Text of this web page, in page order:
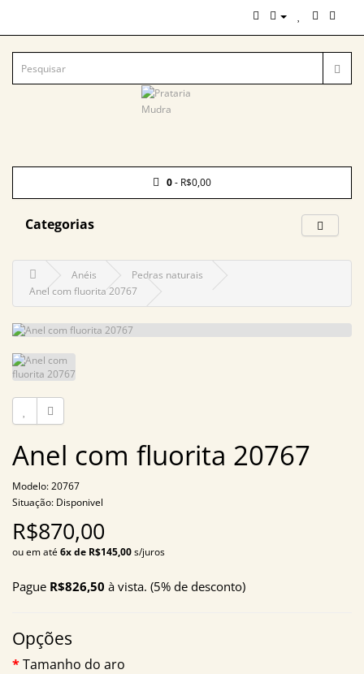
0- R$0,00
Categorias
Anéis
Pedras naturais
Anel com fluorita 20767
Anel com fluorita 20767
Modelo: 20767
Situação: Disponivel
R$870,00
ou em até6x de R$145,00s/juros
Pague R$826,50 à vista. (5% de desconto)
Opções
Tamanho do aro